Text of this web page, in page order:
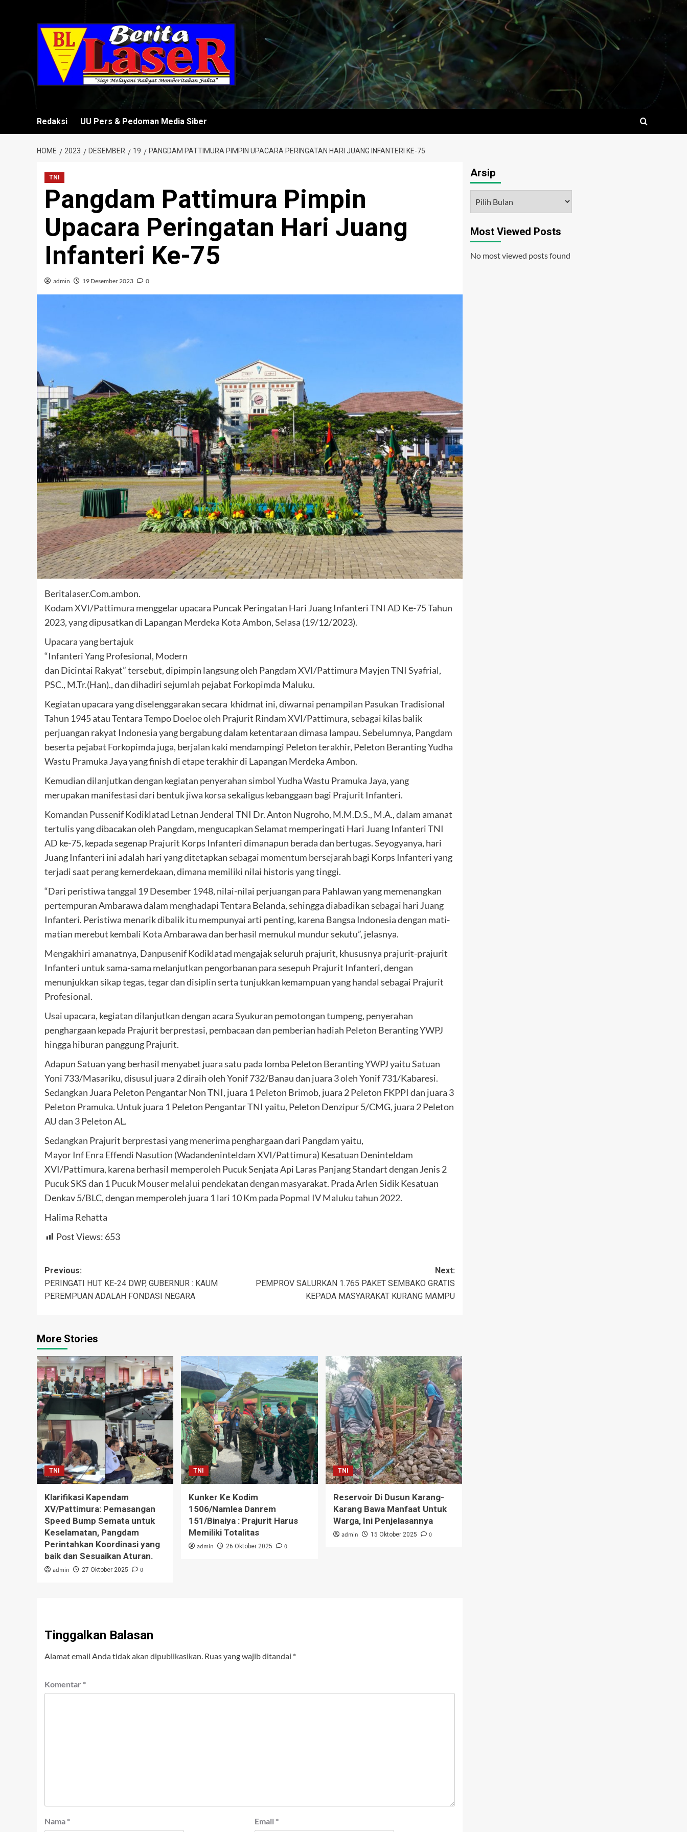
Redaksi UU Pers & Pedoman Media Siber
HOME 2023 DESEMBER 19 PANGDAM PATTIMURA PIMPIN UPACARA PERINGATAN HARI JUANG INFANTERI KE-75
TNI
Pangdam Pattimura Pimpin
Upacara Peringatan Hari Juang
Infanteri Ke-75
admin 19 Desember 2023 0
Beritalaser.Com.ambon.
Kodam XVI/Pattimura menggelar upacara Puncak Peringatan Hari Juang Infanteri TNI AD Ke-75 Tahun
2023, yang dipusatkan di Lapangan Merdeka Kota Ambon, Selasa (19/12/2023).
Upacara yang bertajuk
“Infanteri Yang Profesional, Modern
dan Dicintai Rakyat” tersebut, dipimpin langsung oleh Pangdam XVI/Pattimura Mayjen TNI Syafrial,
PSC., M.Tr.(Han)., dan dihadiri sejumlah pejabat Forkopimda Maluku.
Kegiatan upacara yang diselenggarakan secara khidmat ini, diwarnai penampilan Pasukan Tradisional
Tahun 1945 atau Tentara Tempo Doeloe oleh Prajurit Rindam XVI/Pattimura, sebagai kilas balik
perjuangan rakyat Indonesia yang bergabung dalam ketentaraan dimasa lampau. Sebelumnya, Pangdam
beserta pejabat Forkopimda juga, berjalan kaki mendampingi Peleton terakhir, Peleton Beranting Yudha
Wastu Pramuka Jaya yang finish di etape terakhir di Lapangan Merdeka Ambon.
Kemudian dilanjutkan dengan kegiatan penyerahan simbol Yudha Wastu Pramuka Jaya, yang
merupakan manifestasi dari bentuk jiwa korsa sekaligus kebanggaan bagi Prajurit Infanteri.
Komandan Pussenif Kodiklatad Letnan Jenderal TNI Dr. Anton Nugroho, M.M.D.S., M.A., dalam amanat
tertulis yang dibacakan oleh Pangdam, mengucapkan Selamat memperingati Hari Juang Infanteri TNI
AD ke-75, kepada segenap Prajurit Korps Infanteri dimanapun berada dan bertugas. Seyogyanya, hari
Juang Infanteri ini adalah hari yang ditetapkan sebagai momentum bersejarah bagi Korps Infanteri yang
terjadi saat perang kemerdekaan, dimana memiliki nilai historis yang tinggi.
“Dari peristiwa tanggal 19 Desember 1948, nilai-nilai perjuangan para Pahlawan yang memenangkan
pertempuran Ambarawa dalam menghadapi Tentara Belanda, sehingga diabadikan sebagai hari Juang
Infanteri. Peristiwa menarik dibalik itu mempunyai arti penting, karena Bangsa Indonesia dengan mati-
matian merebut kembali Kota Ambarawa dan berhasil memukul mundur sekutu”, jelasnya.
Mengakhiri amanatnya, Danpusenif Kodiklatad mengajak seluruh prajurit, khususnya prajurit-prajurit
Infanteri untuk sama-sama melanjutkan pengorbanan para sesepuh Prajurit Infanteri, dengan
menunjukkan sikap tegas, tegar dan disiplin serta tunjukkan kemampuan yang handal sebagai Prajurit
Profesional.
Usai upacara, kegiatan dilanjutkan dengan acara Syukuran pemotongan tumpeng, penyerahan
penghargaan kepada Prajurit berprestasi, pembacaan dan pemberian hadiah Peleton Beranting YWPJ
hingga hiburan panggung Prajurit.
Adapun Satuan yang berhasil menyabet juara satu pada lomba Peleton Beranting YWPJ yaitu Satuan
Yoni 733/Masariku, disusul juara 2 diraih oleh Yonif 732/Banau dan juara 3 oleh Yonif 731/Kabaresi.
Sedangkan Juara Peleton Pengantar Non TNI, juara 1 Peleton Brimob, juara 2 Peleton FKPPI dan juara 3
Peleton Pramuka. Untuk juara 1 Peleton Pengantar TNI yaitu, Peleton Denzipur 5/CMG, juara 2 ⁠Peleton
AU dan 3 Peleton AL.
Sedangkan Prajurit berprestasi yang menerima penghargaan dari Pangdam yaitu,
Mayor Inf Enra Effendi Nasution (Wadandeninteldam XVI/Pattimura) Kesatuan Deninteldam
XVI/Pattimura, karena berhasil memperoleh Pucuk Senjata Api Laras Panjang Standart dengan Jenis 2
Pucuk SKS dan 1 Pucuk Mouser melalui pendekatan dengan masyarakat. Prada Arlen Sidik Kesatuan
Denkav 5/BLC, dengan memperoleh juara 1 lari 10 Km pada Popmal IV Maluku tahun 2022.
Halima Rehatta
Post Views: 653
Post
navigation
Previous:
PERINGATI HUT KE-24 DWP, GUBERNUR : KAUM
PEREMPUAN ADALAH FONDASI NEGARA
Next:
PEMPROV SALURKAN 1.765 PAKET SEMBAKO GRATIS
KEPADA MASYARAKAT KURANG MAMPU
More Stories
TNI
Klarifikasi Kapendam
XV/Pattimura: Pemasangan
Speed Bump Semata untuk
Keselamatan, Pangdam
Perintahkan Koordinasi yang
baik dan Sesuaikan Aturan.
admin 27 Oktober 2025 0
TNI
Kunker Ke Kodim
1506/Namlea Danrem
151/Binaiya : Prajurit Harus
Memiliki Totalitas
admin 26 Oktober 2025 0
TNI
Reservoir Di Dusun Karang-
Karang Bawa Manfaat Untuk
Warga, Ini Penjelasannya
admin 15 Oktober 2025 0
Tinggalkan Balasan
Alamat email Anda tidak akan dipublikasikan. Ruas yang wajib ditandai *
Komentar *
Nama * Email *
Arsip
Most Viewed Posts
No most viewed posts found